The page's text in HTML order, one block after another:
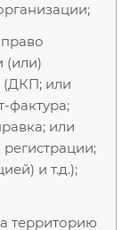
(или)
(ДКП; или
фактура;
или
и т.д.);
территорию